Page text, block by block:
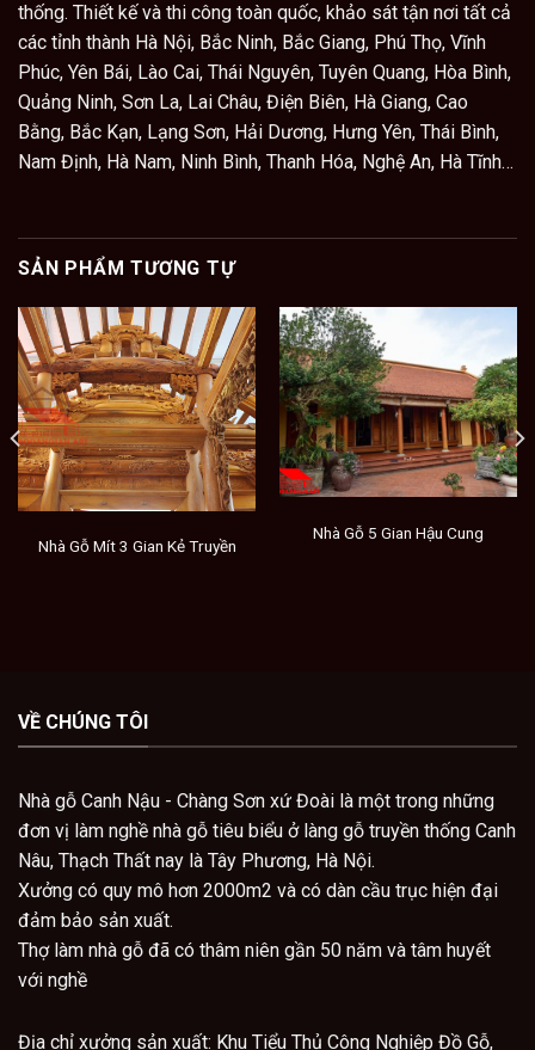
thống. Thiết kế và thi công toàn quốc, khảo sát tận nơi tất cả
các tỉnh thành Hà Nội, Bắc Ninh, Bắc Giang, Phú Thọ, Vĩnh
Phúc, Yên Bái, Lào Cai, Thái Nguyên, Tuyên Quang, Hòa Bình,
Quảng Ninh, Sơn La, Lai Châu, Điện Biên, Hà Giang, Cao
Bằng, Bắc Kạn, Lạng Sơn, Hải Dương, Hưng Yên, Thái Bình,
Nam Định, Hà Nam, Ninh Bình, Thanh Hóa, Nghệ An, Hà Tĩnh…
SẢN PHẨM TƯƠNG TỰ
Nhà Gỗ Mít 3 Gian Kẻ Truyền
Nhà Gỗ 5 Gian Hậu Cung
VỀ CHÚNG TÔI
Nhà gỗ Canh Nậu - Chàng Sơn xứ Đoài là một trong những
đơn vị làm nghề nhà gỗ tiêu biểu ở làng gỗ truyền thống Canh
Nâu, Thạch Thất nay là Tây Phương, Hà Nội.
Xưởng có quy mô hơn 2000m2 và có dàn cầu trục hiện đại
đảm bảo sản xuất.
Thợ làm nhà gỗ đã có thâm niên gần 50 năm và tâm huyết
với nghề
Địa chỉ xưởng sản xuất: Khu Tiểu Thủ Công Nghiệp Đồ Gỗ,